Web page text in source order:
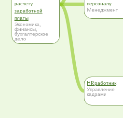
расчету
заработной
платы
Экономика,
финансы,
бухгалтерское
дело
персоналу
Mенеджмент
HR работник
Управление
кадрами